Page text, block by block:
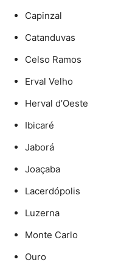
Capinzal
Catanduvas
Celso Ramos
Erval Velho
Herval d’Oeste
Ibicaré
Jaborá
Joaçaba
Lacerdópolis
Luzerna
Monte Carlo
Ouro